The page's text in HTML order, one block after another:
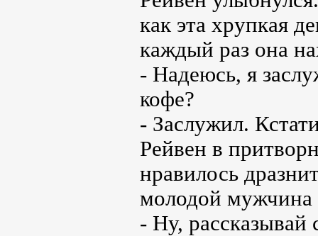
как эта хрупкая
каждый раз она
- Надеюсь, я
кофе?
- Заслужил.
Рейвен в
нравилось
молодой мужчина
- Ну,